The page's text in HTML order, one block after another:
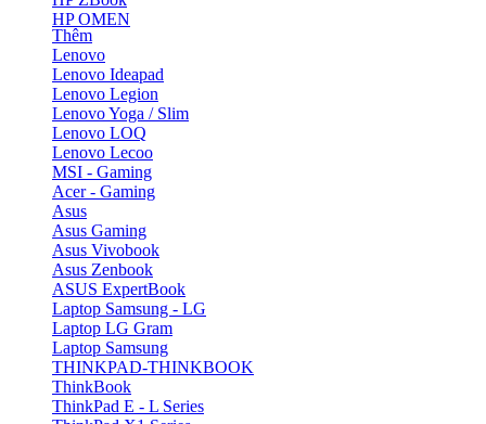
HP OMEN
Thêm
Lenovo
Lenovo Ideapad
Lenovo Legion
Lenovo Yoga / Slim
Lenovo LOQ
Lenovo Lecoo
MSI - Gaming
Acer - Gaming
Asus
Asus Gaming
Asus Vivobook
Asus Zenbook
ASUS ExpertBook
Laptop Samsung - LG
Laptop LG Gram
Laptop Samsung
THINKPAD-THINKBOOK
ThinkBook
ThinkPad E - L Series